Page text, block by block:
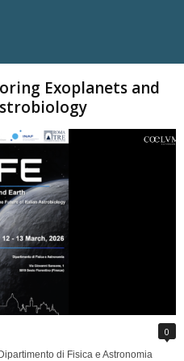
Exoplanets and
0
di Fisica e Astronomia